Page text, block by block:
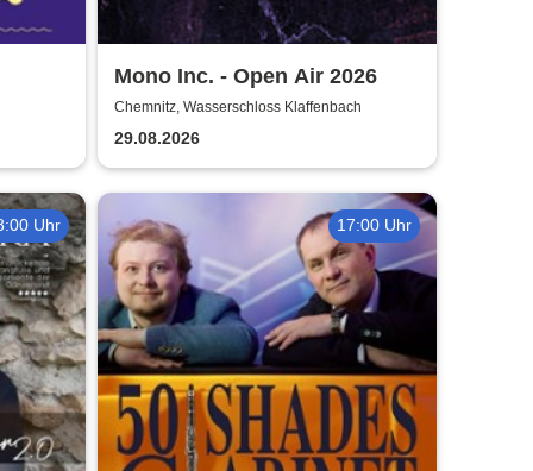
Mono Inc. - Open Air 2026
Chemnitz, Wasserschloss Klaffenbach
29.08.2026
Uhr 17:00 Uhr